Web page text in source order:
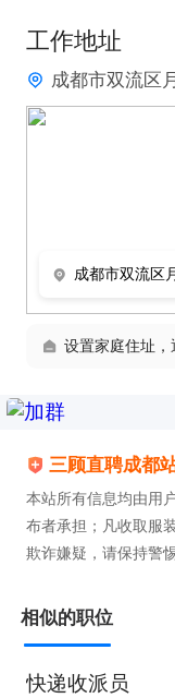
工作地址
成都市双流区
成都市双流区
设置家庭住址
三顾直聘成都
本站所有信息均由用
布者承担；凡收取服
欺诈嫌疑，请保持警
相似的职位
快递收派员